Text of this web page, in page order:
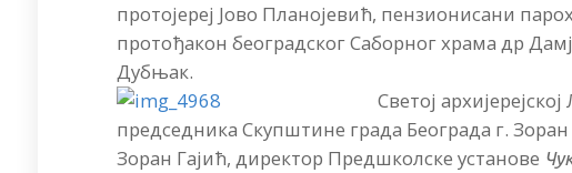
протојереј Јово Планојевић, пензионисани
протођакон београдског Саборног храма др
Дубњак.
Светој
председника Скупштине града Београда г.
Зоран Гајић, директор Предшколске установе